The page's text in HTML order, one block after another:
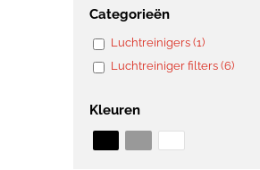
Categorieën
Luchtreinigers (1)
Luchtreiniger filters (6)
Kleuren